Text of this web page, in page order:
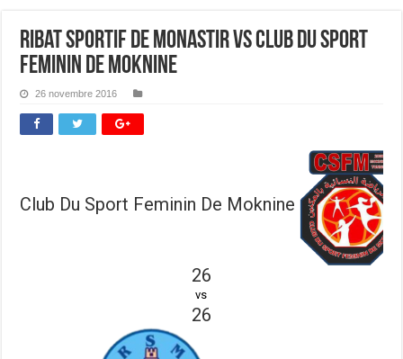
Ribat sportif de Monastir vs ‎Club Du Sport
Feminin De Moknine
26 novembre 2016
‎Club Du Sport Feminin De Moknine
26
vs
26